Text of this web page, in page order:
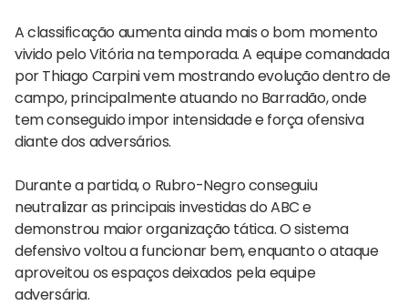
A classificação aumenta ainda mais o bom momento
vivido pelo Vitória na temporada. A equipe comandada
por Thiago Carpini vem mostrando evolução dentro de
campo, principalmente atuando no Barradão, onde
tem conseguido impor intensidade e força ofensiva
diante dos adversários.
Durante a partida, o Rubro-Negro conseguiu
neutralizar as principais investidas do ABC e
demonstrou maior organização tática. O sistema
defensivo voltou a funcionar bem, enquanto o ataque
aproveitou os espaços deixados pela equipe
adversária.